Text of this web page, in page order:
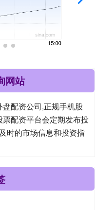
网站
配资公司,正规手机股
配资平台会定期发布投
时的市场信息和投资指